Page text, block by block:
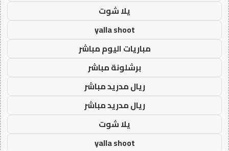
يلا شوت
yalla shoot
مباريات اليوم مباشر
برشلونة مباشر
ريال مدريد مباشر
ريال مدريد مباشر
يلا شوت
yalla shoot